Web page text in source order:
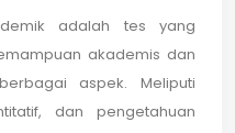
adalah tes yang
akademis dan
aspek. Meliputi
dan pengetahuan